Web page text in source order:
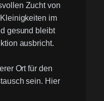
Zucht von
im
gesund bleibt
ausbricht.
Ort für den
sein. Hier